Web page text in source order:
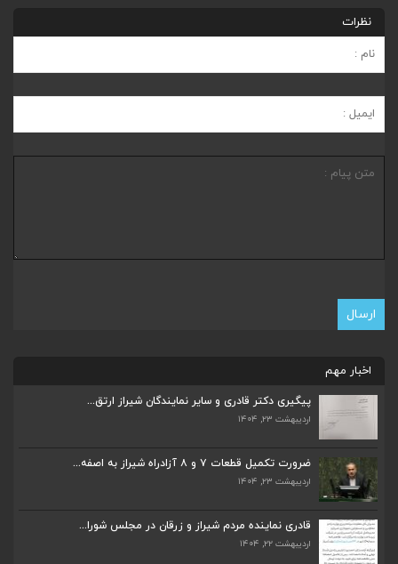
نظرات
اخبار مهم
پیگیری دکتر قادری و سایر نمایندگان شیراز ارتق...
اردیبهشت ۲۳, ۱۴۰۴
ضرورت تکمیل قطعات ۷ و ۸ آزادراه شیراز به اصفه...
اردیبهشت ۲۳, ۱۴۰۴
قادری نماینده مردم شیراز و زرقان در مجلس شورا...
اردیبهشت ۲۲, ۱۴۰۴
ضرورت تکمیل قطعات ۷ و ۸ آزادراه شیراز به اصفه...
اردیبهشت ۲۳, ۱۴۰۴
قادری نماینده مردم شیراز و زرقان در مجلس شورا...
بررسی چالش‌های آبرسانی در شیراز و زرقان در جل...